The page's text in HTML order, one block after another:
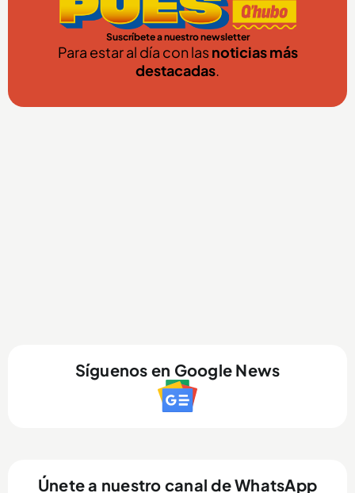
Suscríbete a nuestro newsletter
Para estar al día con lasnoticias más
destacadas.
Síguenos en Google News
Únete a nuestro canal de WhatsApp